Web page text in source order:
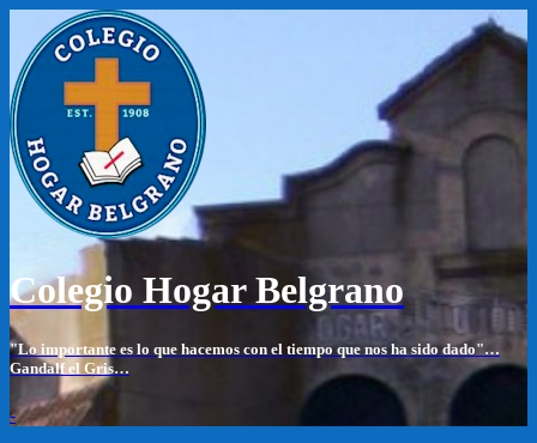
Colegio Hogar Belgrano
"Lo importante es lo que hacemos con el tiempo que nos ha sido dado"…
Gandalf el Gris…
-